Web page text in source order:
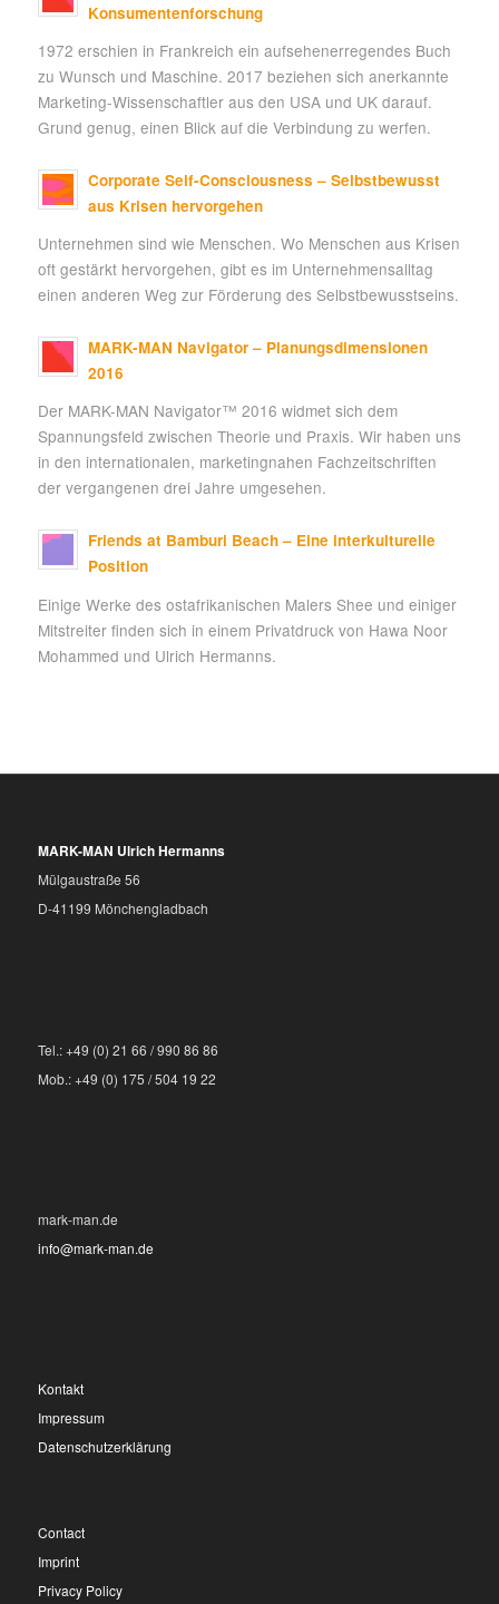
Konsumentenforschung
1972 erschien in Frankreich ein aufsehenerregendes Buch
zu Wunsch und Maschine. 2017 beziehen sich anerkannte
Marketing-Wissenschaftler aus den USA und UK darauf.
Grund genug, einen Blick auf die Verbindung zu werfen.
Corporate Self-Consciousness – Selbstbewusst
aus Krisen hervorgehen
Unternehmen sind wie Menschen. Wo Menschen aus Krisen
oft gestärkt hervorgehen, gibt es im Unternehmensalltag
einen anderen Weg zur Förderung des Selbstbewusstseins.
MARK-MAN Navigator – Planungsdimensionen
2016
Der MARK-MAN Navigator™ 2016 widmet sich dem
Spannungsfeld zwischen Theorie und Praxis. Wir haben uns
in den internationalen, marketingnahen Fachzeitschriften
der vergangenen drei Jahre umgesehen.
Friends at Bamburi Beach – Eine interkulturelle
Position
Einige Werke des ostafrikanischen Malers Shee und einiger
Mitstreiter finden sich in einem Privatdruck von Hawa Noor
Mohammed und Ulrich Hermanns.
MARK-MAN Ulrich Hermanns
Mülgaustraße 56
D-41199 Mönchengladbach
Tel.: +49 (0) 21 66 / 990 86 86
Mob.: +49 (0) 175 / 504 19 22
mark-man.de
info@mark-man.de
Kontakt
Impressum
Datenschutzerklärung
Contact
Imprint
Privacy Policy